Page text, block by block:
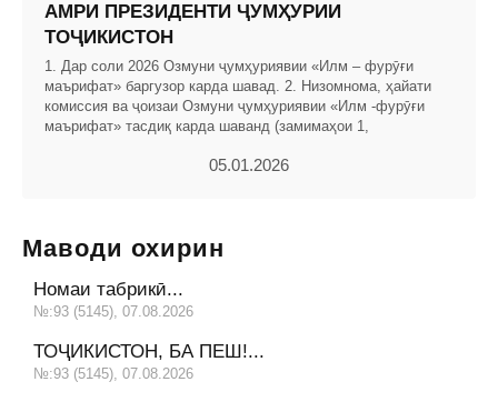
АМРИ ПРЕЗИДЕНТИ ҶУМҲУРИИ
ТОҶИКИСТОН
1. Дар соли 2026 Озмуни ҷумҳуриявии «Илм – фурӯғи
маърифат» баргузор карда шавад. 2. Низомнома, ҳайати
комиссия ва ҷоизаи Озмуни ҷумҳуриявии «Илм -фурӯғи
маърифат» тасдиқ карда шаванд (замимаҳои 1,
05.01.2026
Маводи охирин
Номаи табрикӣ...
№:93 (5145), 07.08.2026
ТОҶИКИСТОН, БА ПЕШ!...
№:93 (5145), 07.08.2026